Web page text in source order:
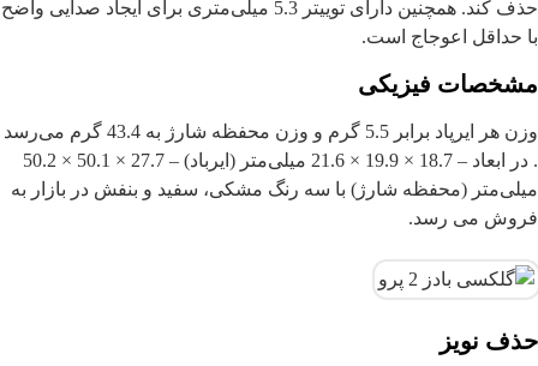
حذف کند. همچنین دارای توییتر 5.3 میلی‌متری برای ایجاد صدایی واضح
با حداقل اعوجاج است.
مشخصات فیزیکی
وزن هر ایرپاد برابر 5.5 گرم و وزن محفظه شارژ به 43.4 گرم می‌رسد
. در ابعاد – 18.7 × 19.9 × 21.6 میلی‌متر (ایرباد) – 27.7 × 50.1 × 50.2
میلی‌متر (محفظه شارژ) با سه رنگ مشکی، سفید و بنفش در بازار به
فروش می رسد.
حذف نویز